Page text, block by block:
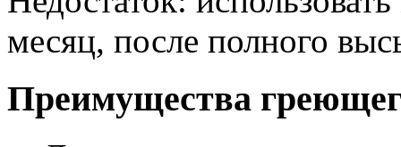
месяц, после полного
Преимущества